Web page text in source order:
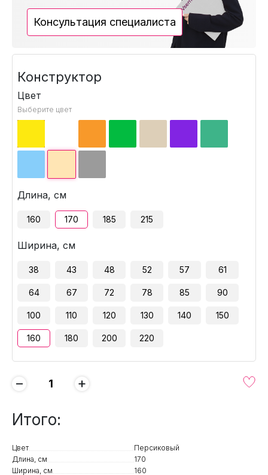
Консультация специалиста
Конструктор
Цвет
Выберите цвет
Длина, см
160 170 185 215
Ширина, см
38 43 48 52 57 61
64 67 72 78 85 90
100 110 120 130 140 150
160 180 200 220
− +
Итого:
Цвет
Персиковый
Длина, см
170
Ширина, см
160